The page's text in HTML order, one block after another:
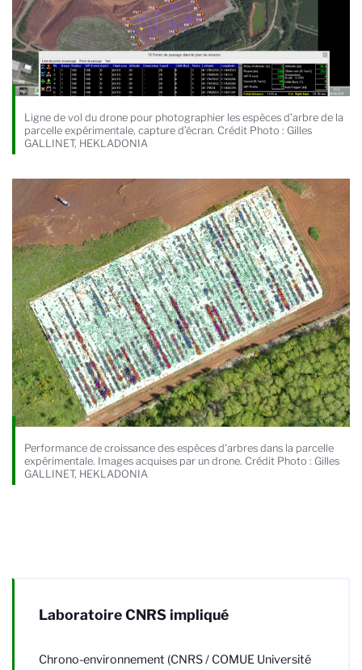
Ligne de vol du drone pour photographier les espèces d’arbre de la
parcelle expérimentale, capture d’écran. Crédit Photo : Gilles
GALLINET, HEKLADONIA
Performance de croissance des espèces d'arbres dans la parcelle
expérimentale. Images acquises par un drone. Crédit Photo : Gilles
GALLINET, HEKLADONIA
Laboratoire CNRS impliqué
Chrono-environnement (CNRS / COMUE Université